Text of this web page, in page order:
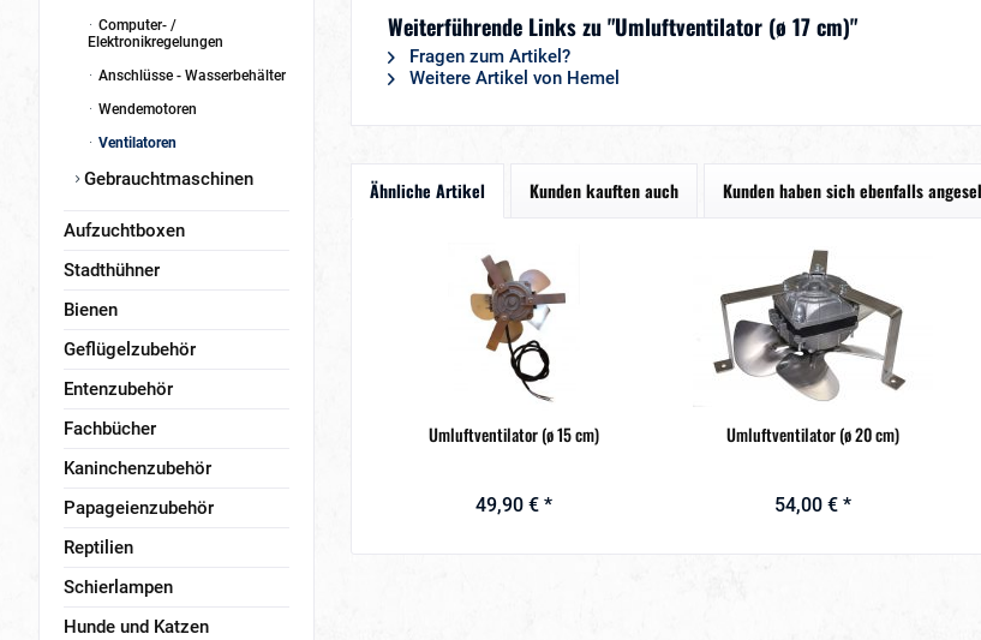
Computer- /
Elektronikregelungen
Anschlüsse - Wasserbehälter
Wendemotoren
Ventilatoren
Gebrauchtmaschinen
Aufzuchtboxen
Stadthühner
Bienen
Geflügelzubehör
Entenzubehör
Fachbücher
Kaninchenzubehör
Papageienzubehör
Reptilien
Schierlampen
Hunde und Katzen
Weiterführende Links zu "Umluftventilator (ø 17 cm)"
Fragen zum Artikel?
Weitere Artikel von Hemel
Ähnliche Artikel Kunden kauften auch Kunden haben sich ebenfalls
Umluftventilator (ø 15 cm)
49,90 € *
Umluftventilator (ø 20 cm)
54,00 € *